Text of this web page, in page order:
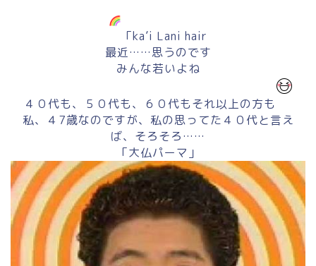
「ka’i Lani hair
最近……思うのです
みんな若いよね
４０代も、５０代も、６０代もそれ以上の方も
私、４7歳なのですが、私の思ってた４０代と言え
ば、そろそろ……
「大仏パーマ」